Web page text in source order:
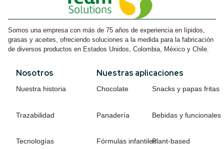
Somos una empresa con más de 75 años de experiencia en lípidos,
grasas y aceites, ofreciendo soluciones a la medida para la fabricación
de diversos productos en Estados Unidos, Colombia, México y Chile.
Nosotros
Nuestra historia
Trazabilidad
Tecnologías
Nuestras aplicaciones
Chocolate
Panadería
Fórmulas infantiles
Snacks y papas fritas
Bebidas y funcionales
Plant-based